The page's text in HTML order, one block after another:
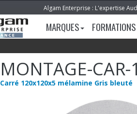
Algam Enterprise : L'expertise
MARQUES FORMATIONS
MONTAGE-
Carré 120x120x5 mélamine Gris bleuté